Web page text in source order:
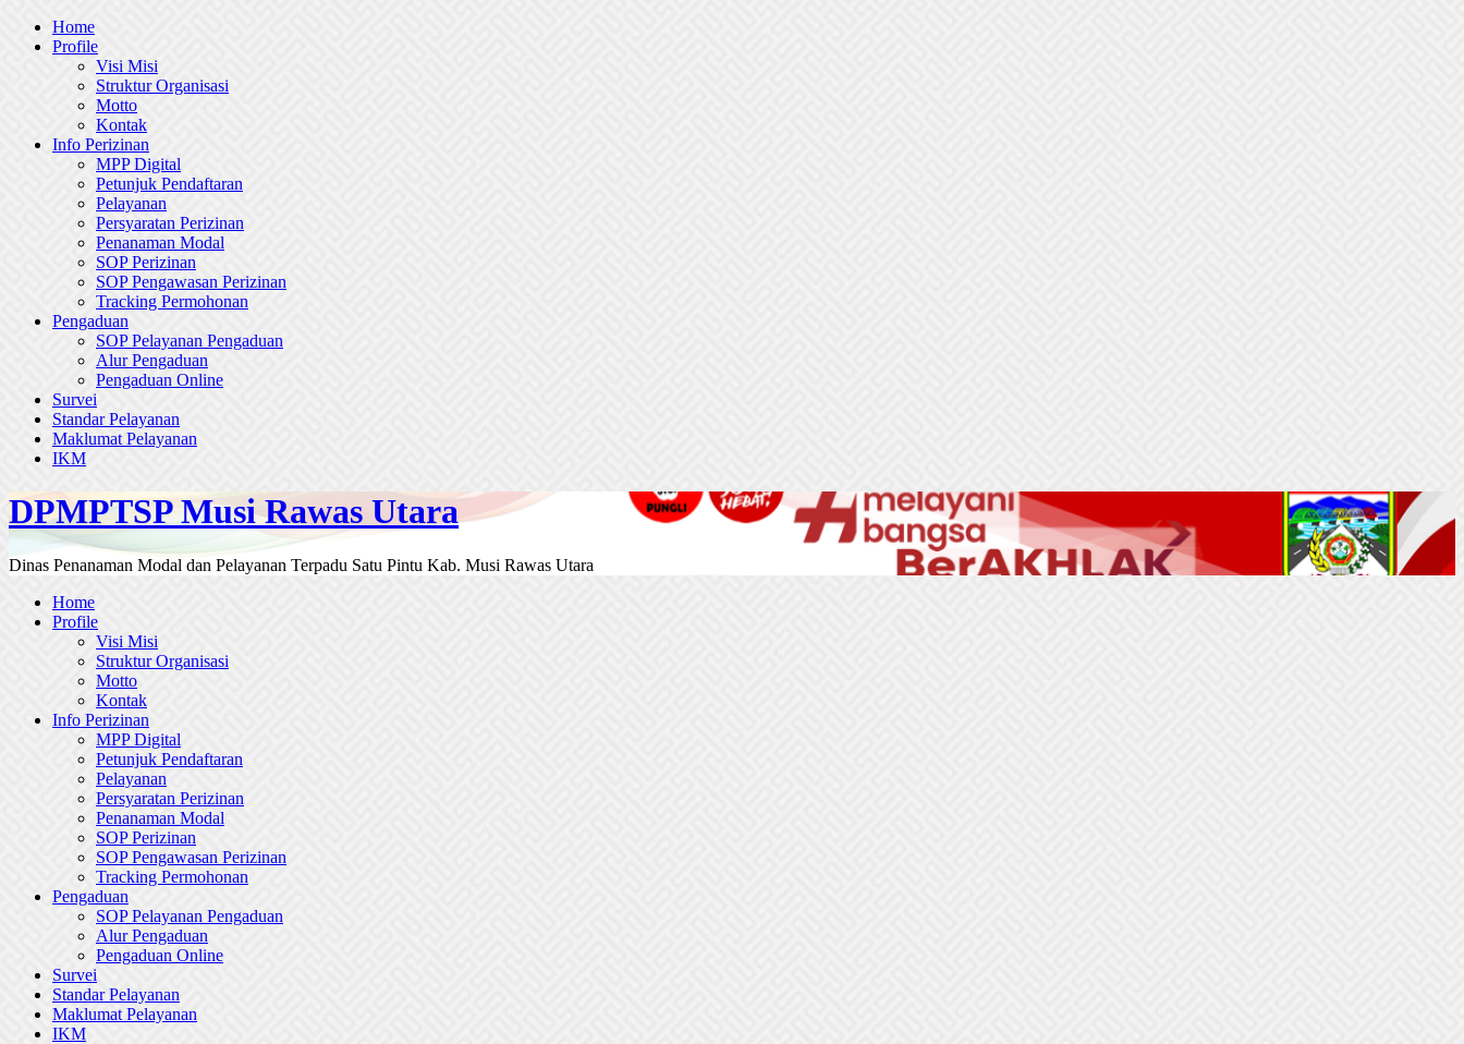
Skip
Home
Profile
Visi Misi
Struktur Organisasi
Motto
Kontak
Info Perizinan
MPP Digital
Petunjuk Pendaftaran
Pelayanan
Persyaratan Perizinan
Penanaman Modal
SOP Perizinan
SOP Pengawasan Perizinan
Tracking Permohonan
Pengaduan
SOP Pelayanan Pengaduan
Alur Pengaduan
Pengaduan Online
Survei
Standar Pelayanan
Maklumat Pelayanan
IKM
DPMPTSP Musi Rawas Utara
Dinas Penanaman Modal dan Pelayanan Terpadu Satu Pintu Kab. Musi Rawas Utara
Home
Profile
Visi Misi
Struktur Organisasi
Motto
Kontak
Info Perizinan
MPP Digital
Petunjuk Pendaftaran
Pelayanan
Persyaratan Perizinan
Penanaman Modal
SOP Perizinan
SOP Pengawasan Perizinan
Tracking Permohonan
Pengaduan
SOP Pelayanan Pengaduan
Alur Pengaduan
Pengaduan Online
Survei
Standar Pelayanan
Maklumat Pelayanan
IKM